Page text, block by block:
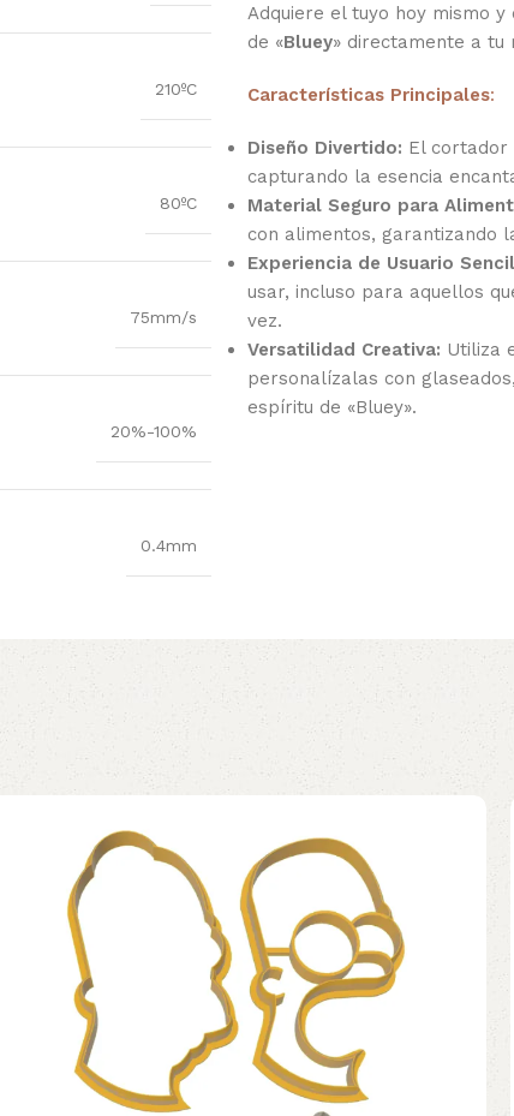
210ºC
80ºC
75mm/s
20%-100%
0.4mm
Adquiere el tuyo hoy mismo
de «Bluey» directamente a tu
Características Principales:
Diseño Divertido: El cortador
capturando la esencia
Material Seguro para
con alimentos, garantizando
Experiencia de Usuario
usar, incluso para aquellos
vez.
Versatilidad Creativa: Utiliza
personalízalas con
espíritu de «Bluey».